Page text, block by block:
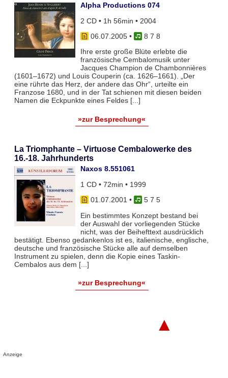
Alpha Productions 074
2 CD • 1h 56min • 2004
06.07.2005•
8 7 8
Ihre erste große Blüte erlebte die
französische Cembalomusik unter
Jacques Champion de Chambonnières
(1601–1672) und Louis Couperin (ca. 1626–1661). „Der
eine rührte das Herz, der andere das Ohr“, urteilte ein
Franzose 1680, und in der Tat schienen mit diesen beiden
Namen die Eckpunkte eines Feldes [...]
»zur Besprechung«
La Triomphante – Virtuose Cembalowerke des
16.-18. Jahrhunderts
Naxos 8.551061
1 CD • 72min • 1999
01.07.2001 •
5 7 5
Ein bestimmtes Konzept bestand bei
der Auswahl der vorliegenden Stücke
nicht, was der Beihefttext ausdrücklich
bestätigt. Ebenso gedankenlos ist es, italienische, englische,
deutsche und französische Stücke alle auf demselben
Instrument zu spielen, denn die Kopie eines Taskin-
Cembalos aus dem [...]
»zur Besprechung«
▲
Anzeige